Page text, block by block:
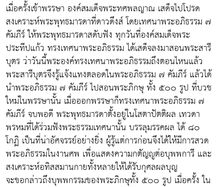
เมื่อครั้งเข้าพรรษา องค์สมเด็จพระทศพลญาณ เสด็จไปโปรด
สงเคราะห์พระพุทธมารดาที่ดาวดึงส์ โดยเทศนาพระอภิธรรม ๗
คัมภีร์ ให้พระพุทธมารดาสดับฟัง ทุกวันที่องค์สมเด็จพระ
ประทีปแก้ว ทรงเทศนาพระอภิธรรม ได้เสด็จลงมาสอนพระสารี
บุตร ว่าวันนี้พระองค์ทรงเทศนาพระอภิธรรมถึงตอนไหนแล้ว
พระสารีบุตรจึงรู้แจ้งแทงตลอดในพระอภิธรรม ๗ คัมภีร์ แล้วได้
นำพระอภิธรรม ๗ คัมภีร์ ไปสอนพระภิกษุ ทั้ง ๕๐๐ รูป ที่บวช
ใหม่ในพรรษานั้น เมื่อออกพรรษาก็ทรงเทศนาพระอภิธรรม ๗
คัมภีร์ จบพอดี พระพุทธมารดาตั้งอยู่ในโสตาปัตติผล เทวดา
พรหมที่ได้ร่วมฟังพระธรรมเทศนานั้น บรรลุมรรคผล ได้ ๘๐
โกฏิ เป็นที่น่าอัศจรรย์อย่างยิ่ง ผู้รู้แต่การก่อนจึงได้ให้มีการสวด
พระอภิธรรมในงานศพ เพื่อแสดงความกตัญญูต่อบุพพการี และ
สงเคราะห์อทิสสมานกายทั้งหลายให้ได้รับกุศลผลบุญ
จะขอกล่าวถึงบุพพกรรมของพระภิกษุทั้ง ๕๐๐ รูป เมื่อครั้ง ใน